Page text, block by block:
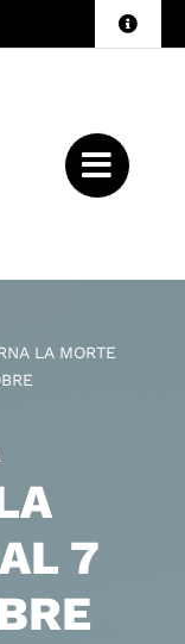
Toggle
LA MORTE
7